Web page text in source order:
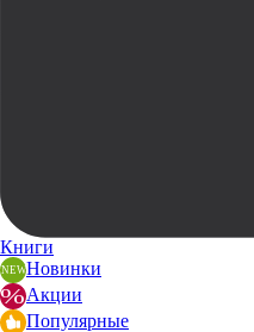
Книги
Новинки
Акции
Популярные